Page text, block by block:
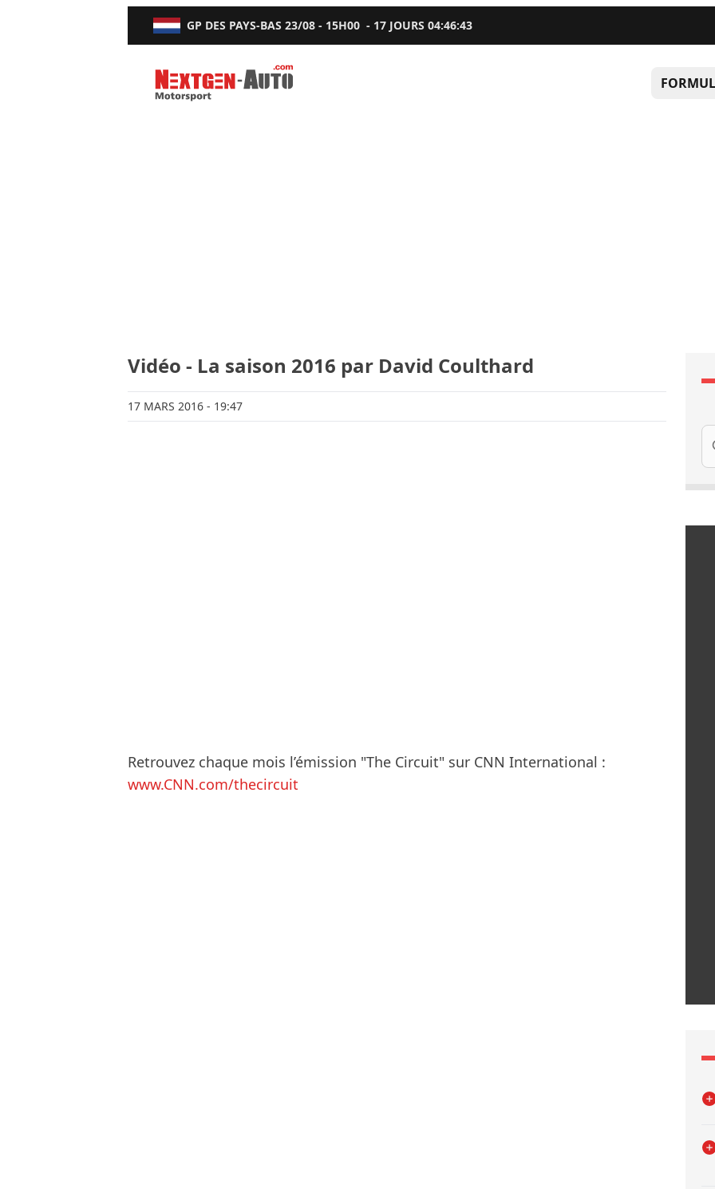
GP DES PAYS-BAS 23/08 - 15H00 - 17 JOURS04:46:42
Nextgen-Auto.com
Vidéo - La saison 2016 par David Coulthard
17 MARS 2016 - 19:47
Retrouvez chaque mois l’émission "The Circuit" sur CNN International :
www.CNN.com/thecircuit